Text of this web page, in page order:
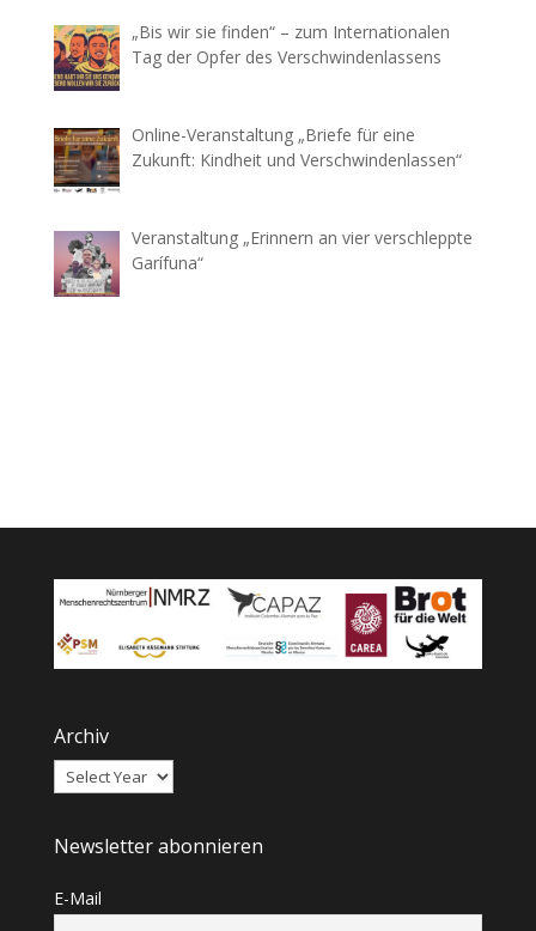
„Bis wir sie finden“ – zum Internationalen
Tag der Opfer des Verschwindenlassens
Online-Veranstaltung „Briefe für eine
Zukunft: Kindheit und Verschwindenlassen“
Veranstaltung „Erinnern an vier verschleppte
Garífuna“
Archiv
Newsletter abonnieren
E-Mail